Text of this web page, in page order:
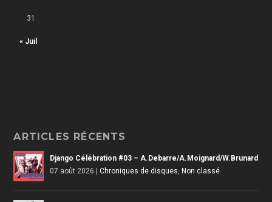
« Juil
31
ARTICLES RÉCENTS
Django Célébration #03 – A.Debarre/A.Moignard/W.Brunard
07 août 2026 |Chroniques de disques ,Non classé